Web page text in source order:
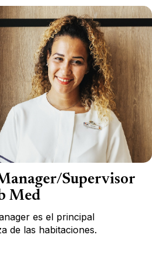
Supervisor
Med
es el principal
de las habitaciones.